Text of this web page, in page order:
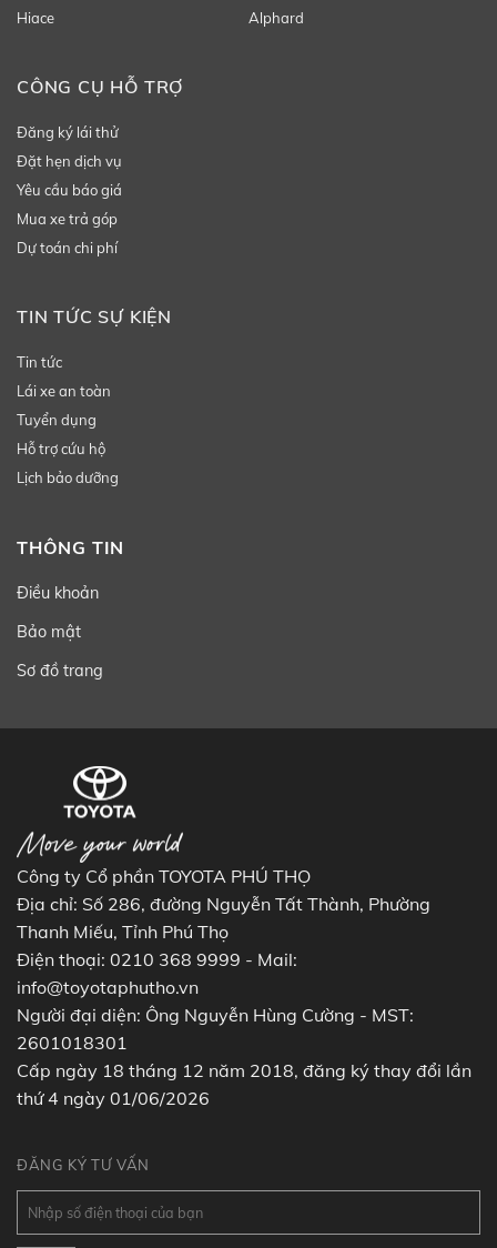
Hiace
Alphard
CÔNG CỤ HỖ TRỢ
Đăng ký lái thử
Đặt hẹn dịch vụ
Yêu cầu báo giá
Mua xe trả góp
Dự toán chi phí
TIN TỨC SỰ KIỆN
Tin tức
Lái xe an toàn
Tuyển dụng
Hỗ trợ cứu hộ
Lịch bảo dưỡng
THÔNG TIN
Điều khoản
Bảo mật
Sơ đồ trang
Công ty Cổ phần TOYOTA PHÚ THỌ
Địa chỉ: Số 286, đường Nguyễn Tất Thành, Phường
Thanh Miếu, Tỉnh Phú Thọ
Điện thoại: 0210 368 9999 - Mail:
info@toyotaphutho.vn
Người đại diện: Ông Nguyễn Hùng Cường - MST:
2601018301
Cấp ngày 18 tháng 12 năm 2018, đăng ký thay đổi lần
thứ 4 ngày 01/06/2026
ĐĂNG KÝ TƯ VẤN